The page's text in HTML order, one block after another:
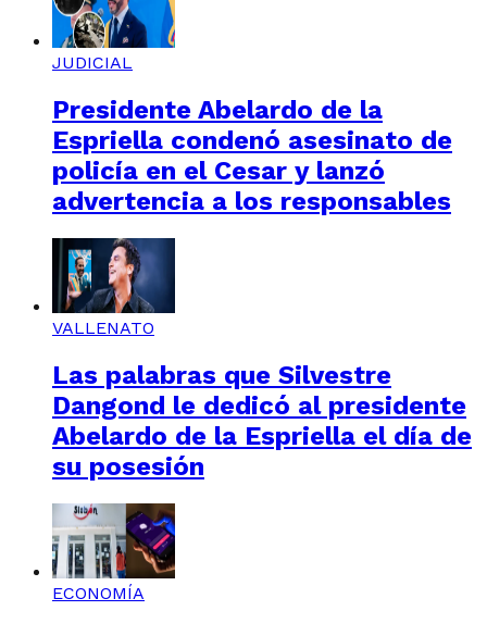
JUDICIAL
Presidente Abelardo de la
Espriella condenó asesinato de
policía en el Cesar y lanzó
advertencia a los responsables
VALLENATO
Las palabras que Silvestre
Dangond le dedicó al presidente
Abelardo de la Espriella el día de
su posesión
ECONOMÍA